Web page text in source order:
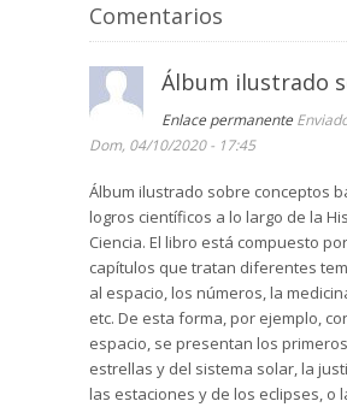
Comentarios
Álbum ilustrado
Enlace permanente
Dom, 04/10/2020 - 17:45
Álbum ilustrado sobre conceptos
logros científicos a lo largo de la
Ciencia. El libro está compuesto
capítulos que tratan diferentes
al espacio, los números, la
etc. De esta forma, por ejemplo,
espacio, se presentan los
estrellas y del sistema solar, la
las estaciones y de los eclipses, o